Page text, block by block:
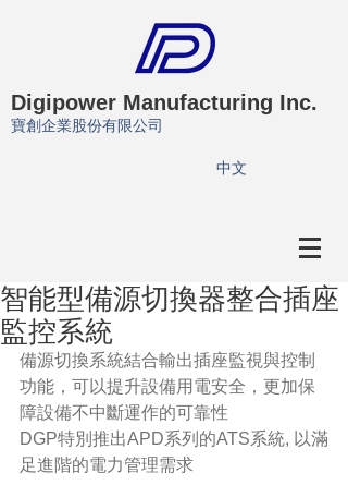
Digipower Manufacturing Inc.
寶創企業股份有限公司
​中文
智能型備源切換器整合插座
監控系統
備源切換系統結合輸出插座監視與控制
功能，可以提升設備用電安全，更加保
障設備不中斷運作的可靠性
DGP特別推出APD系列的ATS系統, 以滿
足進階的電力管理需求